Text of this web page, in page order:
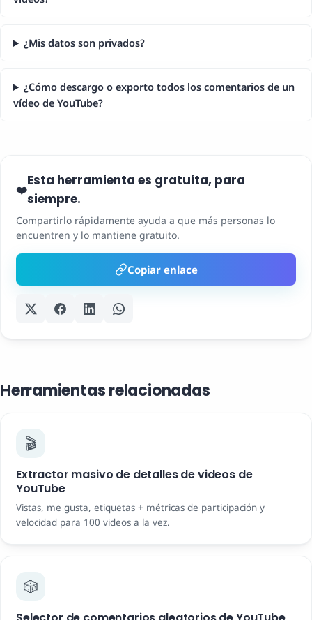
¿Mis datos son privados?
¿Cómo descargo o exporto todos los comentarios de un
vídeo de YouTube?
❤️
Esta herramienta es gratuita, para
siempre.
Compartirlo rápidamente ayuda a que más personas lo
encuentren y lo mantiene gratuito.
Copiar enlace
Herramientas relacionadas
🎬
Extractor masivo de detalles de videos de
YouTube
Vistas, me gusta, etiquetas + métricas de participación y
velocidad para 100 videos a la vez.
🎲